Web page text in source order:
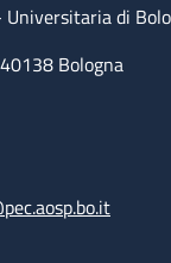
Universitaria di
Bologna